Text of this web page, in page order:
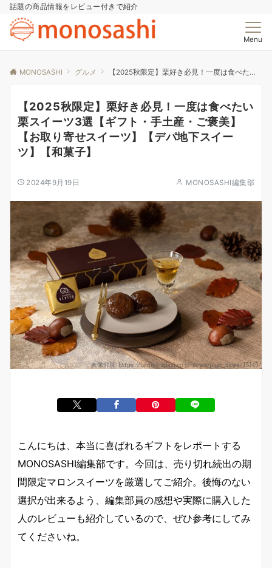
話題の商品情報をレビュー付きで紹介
Menu
MONOSASHI グルメ 【2025秋限定】栗好き必見！一度は食べたい栗スイーツ3選【ギフト・手土産・ご褒美】【お取り寄せスイーツ】【デパ地下スイーツ】【和菓子】
【2025秋限定】栗好き必見！一度は食べたい
栗スイーツ3選【ギフト・手土産・ご褒美】
【お取り寄せスイーツ】【デパ地下スイー
ツ】【和菓子】
2024年9月19日 MONOSASHI編集部
こんにちは、本当に喜ばれるギフトをレポートする
MONOSASHI編集部です。今回は、売り切れ続出の期
間限定マロンスイーツを厳選してご紹介。後悔のない
選択が出来るよう、編集部員の感想や実際に購入した
人のレビューも紹介しているので、ぜひ参考にしてみ
てくださいね。